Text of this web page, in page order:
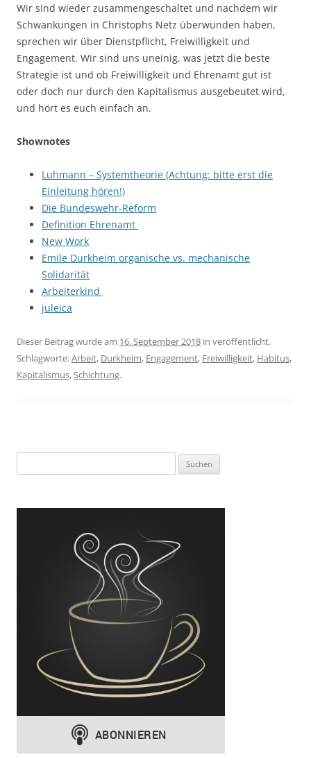
Wir sind wieder zusammengeschaltet und nachdem wir
Schwankungen in Christophs Netz überwunden haben,
sprechen wir über Dienstpflicht, Freiwilligkeit und
Engagement. Wir sind uns uneinig, was jetzt die beste
Strategie ist und ob Freiwilligkeit und Ehrenamt gut ist
oder doch nur durch den Kapitalismus ausgebeutet wird,
und hört es euch einfach an.
Shownotes
Luhmann – Systemtheorie (Achtung: bitte erst die
Einleitung hören!)
Die Bundeswehr-Reform
Definition Ehrenamt
New Work
Emile Durkheim organische vs. mechanische
Solidarität
Arbeiterkind
juleica
Dieser Beitrag wurde am 16. September 2018 in veröffentlicht.
Schlagworte:Arbeit, Durkheim, Engagement, Freiwilligkeit, Habitus,
Kapitalismus,Schichtung.
nach: